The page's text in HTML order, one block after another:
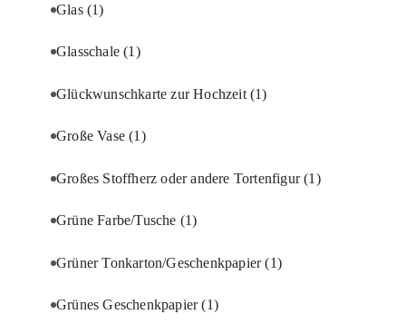
Glas (1)
Glasschale(1)
Glückwunschkarte zur Hochzeit (1)
Große Vase(1)
Großes Stoffherz oder andere Tortenfigur(1)
Grüne Farbe/Tusche (1)
Grüner Tonkarton/Geschenkpapier(1)
Grünes Geschenkpapier(1)